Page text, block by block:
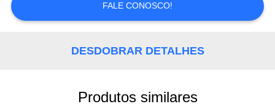
CONTACTE-
SOLICITE
FALE CONOSCO!
DESDOBRAR DETALHES
Produtos similares